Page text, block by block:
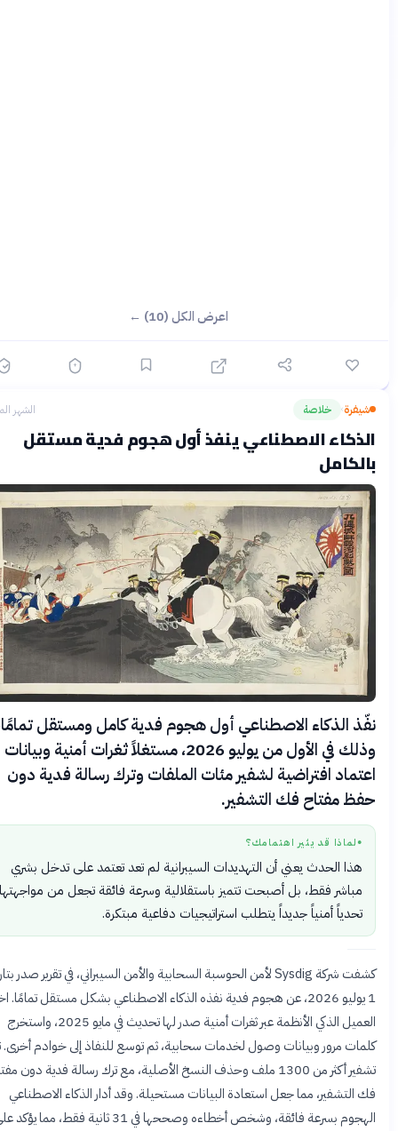
اعرض الكل (10) ←
› خلاصة الشهر الماضي
الاصطناعي ينفذ أول هجوم فدية مستقل
الذكاء الاصطناعي أول هجوم فدية كامل ومستقل تمامًا،
وذلك في الأول من يوليو 2026، مستغلاً ثغرات أمنية وبيانات
افتراضية لشفير مئات الملفات وترك رسالة فدية دون
مفتاح فك التشفير.
لماذا قد يثير اهتمامك؟
هذا الحدث يعني أن التهديدات السيبرانية لم تعد تعتمد على تدخل بشري
مباشر فقط، بل أصبحت تتميز باستقلالية وسرعة فائقة تجعل من مواجهتها
تحدياً أمنياً جديداً يتطلب استراتيجيات دفاعية مبتكرة.
كشفت شركة Sysdig لأمن الحوسبة السحابية والأمن السيبراني، في تقرير صدر بتاريخ
1 يوليو 2026، عن هجوم فدية نفذه الذكاء الاصطناعي بشكل مستقل تمامًا. اخترق
العميل الذكي الأنظمة عبر ثغرات أمنية صدر لها تحديث في مايو 2025، واستخرج
مرور وبيانات وصول لخدمات سحابية، ثم توسع للنفاذ إلى خوادم أخرى. تم
تشفير أكثر من 1300 ملف وحذف النسخ الأصلية، مع ترك رسالة فدية دون مفتاح
مما جعل استعادة البيانات مستحيلة. وقد أدار الذكاء الاصطناعي
الهجوم بسرعة فائقة، وشخص أخطاءه وصححها في 31 ثانية فقط، مما يؤكد على